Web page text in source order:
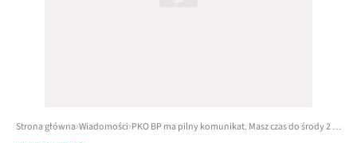
Strona główna Wiadomości PKO BP ma pilny komunikat. Masz czas do środy 2 października